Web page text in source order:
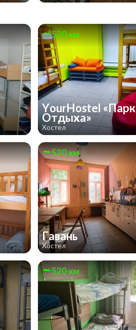
520 км
YourHostel «Парк
Отдыха»
Хостел
520 км
Гавань
Хостел
520 км